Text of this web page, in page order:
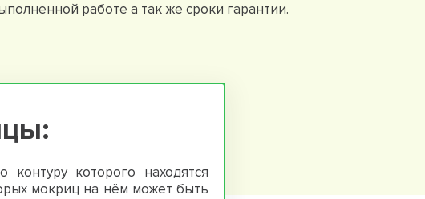
работе а так же сроки гарантии.
которого находятся
мокриц на нём может быть